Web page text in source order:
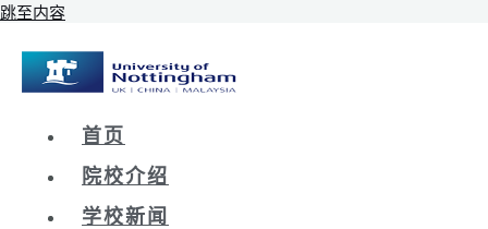
跳至内容
首页
院校介绍
学校新闻